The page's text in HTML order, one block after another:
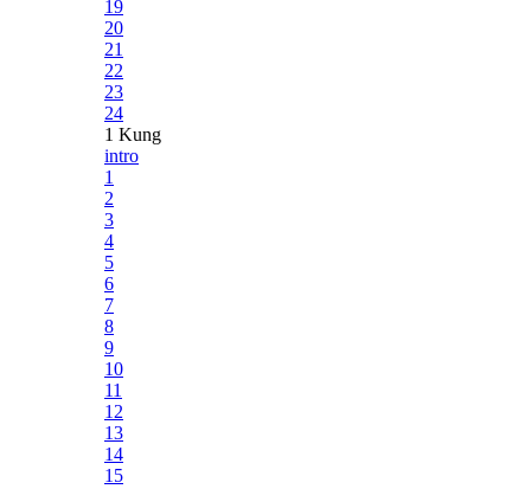
19
20
21
22
23
24
1 Kung
intro
1
2
3
4
5
6
7
8
9
10
11
12
13
14
15